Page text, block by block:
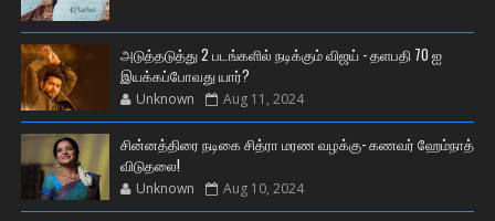
அடுத்தடுத்து 2 படங்களில் நடிக்கும் விஜய் - தளபதி 70 ஐ
இயக்கப்போவது யார்?
Unknown Aug 11, 2024
சின்னத்திரை நடிகை சித்ரா மரண வழக்கு- கணவர் ஹேம்நாத்
விடுதலை!
Unknown Aug 10, 2024